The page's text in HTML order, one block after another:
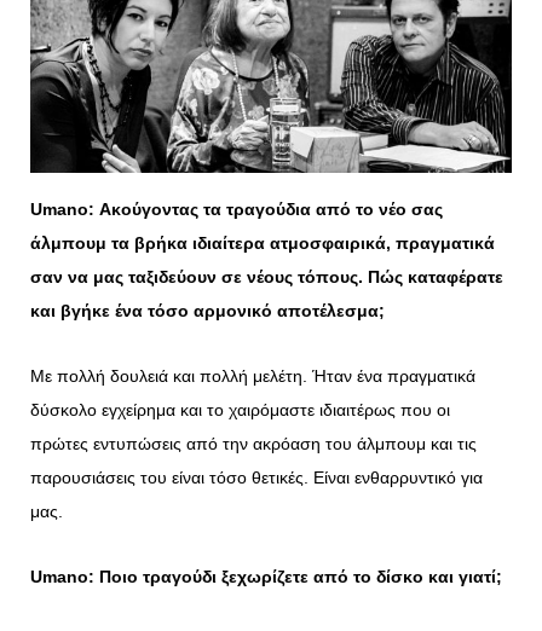
Umano: Ακούγοντας τα τραγούδια από το νέο σας
άλμπουμ τα βρήκα ιδιαίτερα ατμοσφαιρικά, πραγματικά
σαν να μας ταξιδεύουν σε νέους τόπους. Πώς καταφέρατε
και βγήκε ένα τόσο αρμονικό αποτέλεσμα;
Με πολλή δουλειά και πολλή μελέτη. Ήταν ένα πραγματικά
δύσκολο εγχείρημα και το χαιρόμαστε ιδιαιτέρως που οι
πρώτες εντυπώσεις από την ακρόαση του άλμπουμ και τις
παρουσιάσεις του είναι τόσο θετικές. Είναι ενθαρρυντικό για
μας.
Umano: Ποιο τραγούδι ξεχωρίζετε από το δίσκο και γιατί;